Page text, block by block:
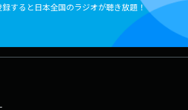
すると日本全国のラジオが聴き放題！